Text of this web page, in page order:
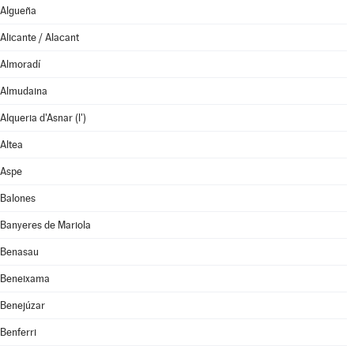
Algueña
Alicante / Alacant
Almoradí
Almudaina
Alqueria d'Asnar (l')
Altea
Aspe
Balones
Banyeres de Mariola
Benasau
Beneixama
Benejúzar
Benferri